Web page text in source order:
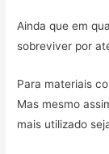
Ainda que em
sobreviver por
Para materiais
Mas mesmo
mais utilizado